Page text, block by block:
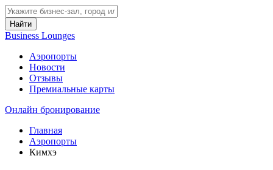
Найти
Business Lounges
Аэропорты
Новости
Отзывы
Премиальные карты
Онлайн бронирование
Главная
Аэропорты
Кимхэ